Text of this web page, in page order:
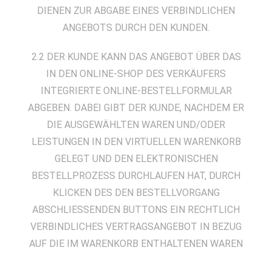
DIENEN ZUR ABGABE EINES VERBINDLICHEN
ANGEBOTS DURCH DEN KUNDEN.
2.2 DER KUNDE KANN DAS ANGEBOT ÜBER DAS
IN DEN ONLINE-SHOP DES VERKÄUFERS
INTEGRIERTE ONLINE-BESTELLFORMULAR
ABGEBEN. DABEI GIBT DER KUNDE, NACHDEM ER
DIE AUSGEWÄHLTEN WAREN UND/ODER
LEISTUNGEN IN DEN VIRTUELLEN WARENKORB
GELEGT UND DEN ELEKTRONISCHEN
BESTELLPROZESS DURCHLAUFEN HAT, DURCH
KLICKEN DES DEN BESTELLVORGANG
ABSCHLIESSENDEN BUTTONS EIN RECHTLICH
VERBINDLICHES VERTRAGSANGEBOT IN BEZUG
AUF DIE IM WARENKORB ENTHALTENEN WAREN